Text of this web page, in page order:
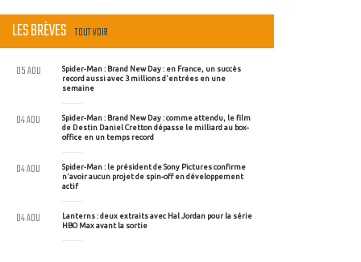
LES BRÈVES TOUT VOIR
Spider-Man : Brand New Day : en France, un succès
record aussi avec 3 millions d'entrées en une
semaine
05 AOU
Spider-Man : Brand New Day : comme attendu, le film
de Destin Daniel Cretton dépasse le milliard au box-
office en un temps record
04 AOU
Spider-Man : le président de Sony Pictures confirme
n'avoir aucun projet de spin-off en développement
actif
04 AOU
Lanterns : deux extraits avec Hal Jordan pour la série
HBO Max avant la sortie
04 AOU